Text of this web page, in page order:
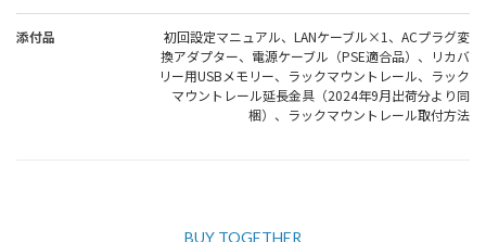
添付品
初回設定マニュアル、LANケーブル×1、ACプラグ変
換アダプター、電源ケーブル（PSE適合品）、リカバ
リー用USBメモリー、ラックマウントレール、ラック
マウントレール延長金具（2024年9月出荷分より同
梱）、ラックマウントレール取付方法